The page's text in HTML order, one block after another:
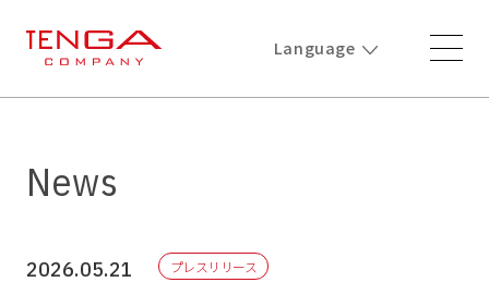
Language
News
2026.05.21 プレスリリース